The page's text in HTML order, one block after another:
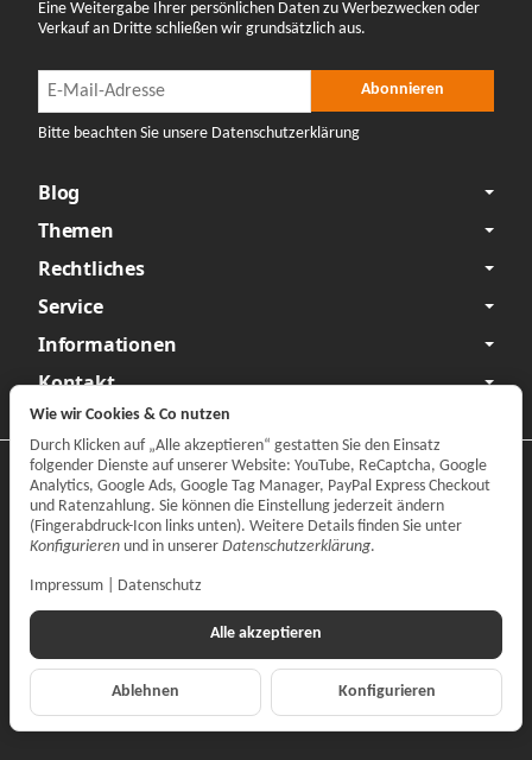
Eine Weitergabe Ihrer persönlichen Daten zu Werbezwecken oder
Verkauf an Dritte schließen wir grundsätzlich aus.
Newsletter Abonnieren Abonnieren
Bitte beachten Sie unsere Datenschutzerklärung
Blog
Themen
Rechtliches
Service
Informationen
Kontakt
Datenschutzerklärung •Impressum
Vertrag widerrufen
Alle Preise inkl. gesetzlicher MwSt., zzgl.Versand
Alle akzeptieren
Ablehnen Konfigurieren
Wie wir Cookies & Co nutzen
Durch Klicken auf „Alle akzeptieren“ gestatten Sie den Einsatz
folgender Dienste auf unserer Website: YouTube, ReCaptcha, Google
Analytics, Google Ads, Google Tag Manager, PayPal Express Checkout
und Ratenzahlung. Sie können die Einstellung jederzeit ändern
(Fingerabdruck-Icon links unten). Weitere Details finden Sie unter
Konfigurieren und in unserer Datenschutzerklärung.
Impressum Datenschutz